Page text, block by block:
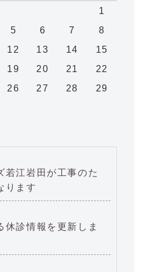
1
5 6 7
8
12 13 14
15
19 20 21
22
26 27 28
29
若江岩田が工事のた
ります
休診情報を更新しま